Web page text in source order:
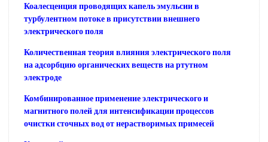
Коалесценция проводящих капель эмульсии в
турбулентном потоке в присутствии внешнего
электрического поля
Количественная теория влияния электрического поля
на адсорбцию органических веществ на ртутном
электроде
Комбинированное применение электрического и
магнитного полей для интенсификации процессов
очистки сточных вод от нерастворимых примесей